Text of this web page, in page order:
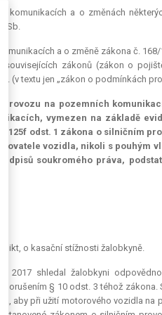
a o změnách
Sb.
a o změně zákona č.
zákonů (zákon o
(v textu jen „zákon o podmínkách
na pozemních
vymezen na základě
125f odst. 1 zákona o silničním
vozidla, nikoli s pouhým
soukromého práva,
o kasační stížnosti žalobkyně.
2017 shledal žalobkyni
§ 10 odst. 3 téhož zákona.
aby při užití motorového vozidla na